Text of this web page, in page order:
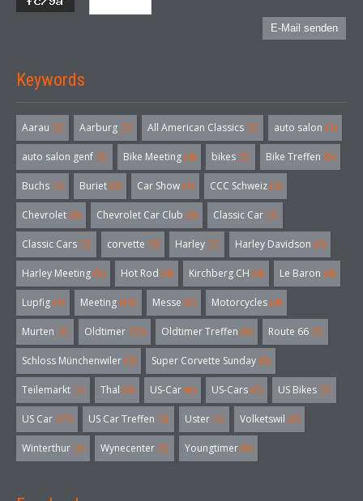
E-Mail senden
Keywords
Aarau (3) Aarburg (3) All American Classics (3) auto salon (3)
auto salon genf (3) Bike Meeting (4) bikes (5) Bike Treffen (5)
Buchs (4) Buriet (3) Car Show (3) CCC Schweiz (3)
Chevrolet (3) Chevrolet Car Club (3) Classic Car (3)
Classic Cars (3) corvette (6) Harley (7) Harley Davidson (3)
Harley Meeting (5) Hot Rod (4) Kirchberg CH (4) Le Baron (4)
Lupfig (3) Meeting (18) Messe (5) Motorcycles (4)
Murten (3) Oldtimer (32) Oldtimer Treffen (5) Route 66 (3)
Schloss Münchenwiler (3) Super Corvette Sunday (5)
Teilemarkt (4) Thal (3) US-Car (6) US-Cars (7) US Bikes (5)
US Car (57) US Car Treffen (6) Uster (4) Volketswil (3)
Winterthur (3) Wynecenter (3) Youngtimer (5)